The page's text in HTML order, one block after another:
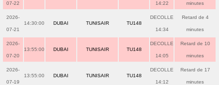
07-22 14:22 minutes
2026-
07-21
14:30:00 DUBAI TUNISAIR TU148
DECOLLE
14:34
Retard de 4
minutes
2026-
07-20
13:55:00 DUBAI TUNISAIR TU148
DECOLLE
14:05
Retard de 10
minutes
2026-
07-19
13:55:00 DUBAI TUNISAIR TU148
DECOLLE
14:12
Retard de 17
minutes